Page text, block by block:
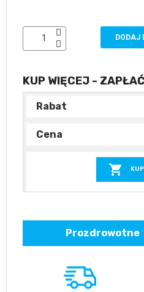
DODAJ
KUP WIĘCEJ -

Prozdrowotne